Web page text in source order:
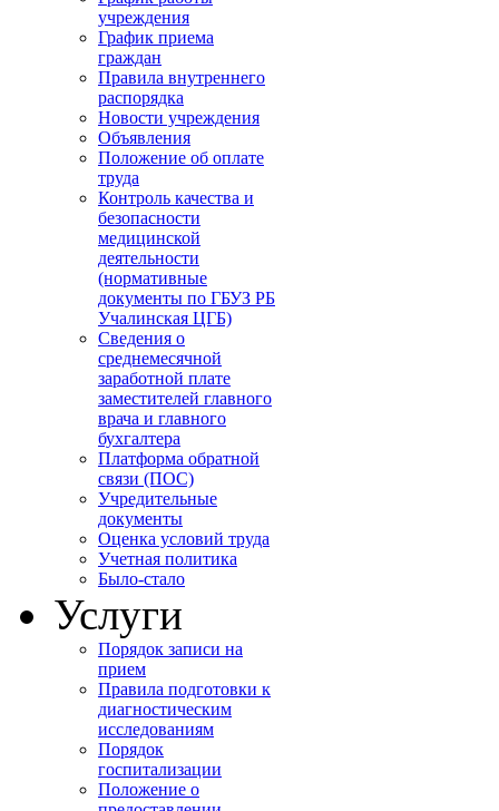
учреждения
График приема
граждан
Правила внутреннего
распорядка
Новости учреждения
Объявления
Положение об оплате
труда
Контроль качества и
безопасности
медицинской
деятельности
(нормативные
документы по ГБУЗ РБ
Учалинская ЦГБ)
Сведения о
среднемесячной
заработной плате
заместителей главного
врача и главного
бухгалтера
Платформа обратной
связи (ПОС)
Учредительные
документы
Оценка условий труда
Учетная политика
Было-стало
Услуги
Порядок записи на
прием
Правила подготовки к
диагностическим
исследованиям
Порядок
госпитализации
Положение о